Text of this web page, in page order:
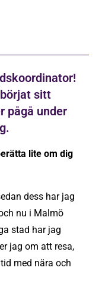
sitt
pågå under
lite om dig
dess har jag
nu i Malmö
stad har jag
jag om att resa,
med nära och